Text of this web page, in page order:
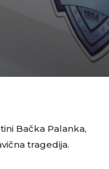
Bačka Palanka,
tragedija.